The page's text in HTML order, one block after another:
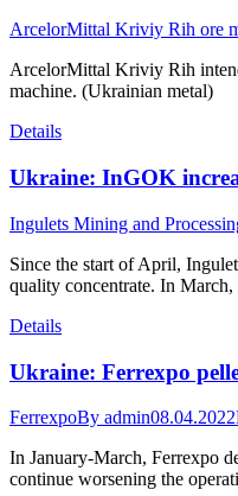
ArcelorMittal Kriviy Rih ore
ArcelorMittal Kriviy Rih
machine. (Ukrainian metal)
Details
Ukraine: InGOK
Ingulets Mining and
Since the start of April,
quality concentrate. In
Details
Ukraine: Ferrexpo
FerrexpoBy admin08.04.2022
In January-March, Ferrexpo
continue worsening the